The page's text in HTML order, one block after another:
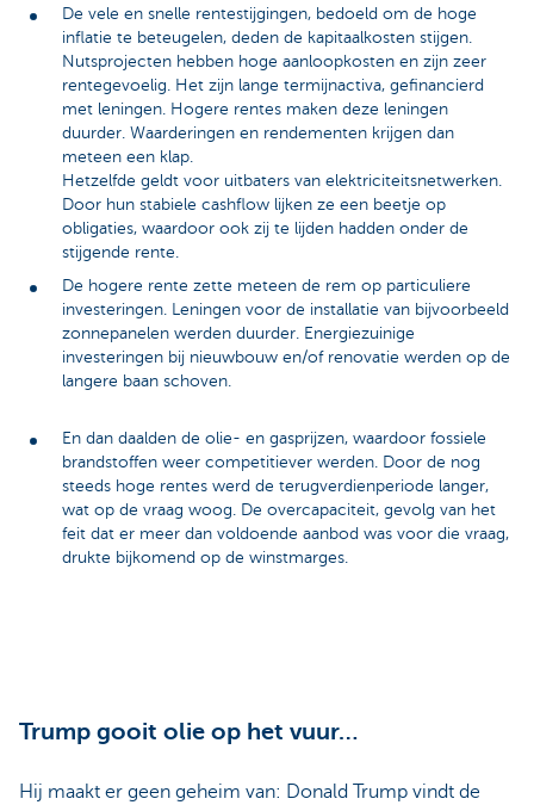
De vele en snelle rentestijgingen, bedoeld om de hoge
inflatie te beteugelen, deden de kapitaalkosten stijgen.
Nutsprojecten hebben hoge aanloopkosten en zijn zeer
rentegevoelig. Het zijn lange termijnactiva, gefinancierd
met leningen. Hogere rentes maken deze leningen
duurder. Waarderingen en rendementen krijgen dan
meteen een klap.
Hetzelfde geldt voor uitbaters van elektriciteitsnetwerken.
Door hun stabiele cashflow lijken ze een beetje op
obligaties, waardoor ook zij te lijden hadden onder de
stijgende rente.
De hogere rente zette meteen de rem op particuliere
investeringen. Leningen voor de installatie van bijvoorbeeld
zonnepanelen werden duurder. Energiezuinige
investeringen bij nieuwbouw en/of renovatie werden op de
langere baan schoven.
En dan daalden de olie- en gasprijzen, waardoor fossiele
brandstoffen weer competitiever werden. Door de nog
steeds hoge rentes werd de terugverdienperiode langer,
wat op de vraag woog. De overcapaciteit, gevolg van het
feit dat er meer dan voldoende aanbod was voor die vraag,
drukte bijkomend op de winstmarges.
Trump gooit olie op het vuur…
Hij maakt er geen geheim van: Donald Trump vindt de